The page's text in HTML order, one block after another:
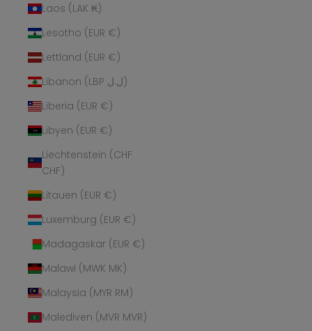
Laos (LAK ₭)
Lesotho (EUR €)
Lettland (EUR €)
Libanon (LBP ل.ل)
Liberia (EUR €)
Libyen (EUR €)
Liechtenstein (CHF
CHF)
Litauen (EUR €)
Luxemburg (EUR €)
Madagaskar (EUR €)
Malawi (MWK MK)
Malaysia (MYR RM)
Malediven (MVR MVR)